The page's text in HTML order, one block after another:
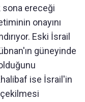
sona ereceği
onayını
Eski İsrail
güneyinde
ise İsrail'in